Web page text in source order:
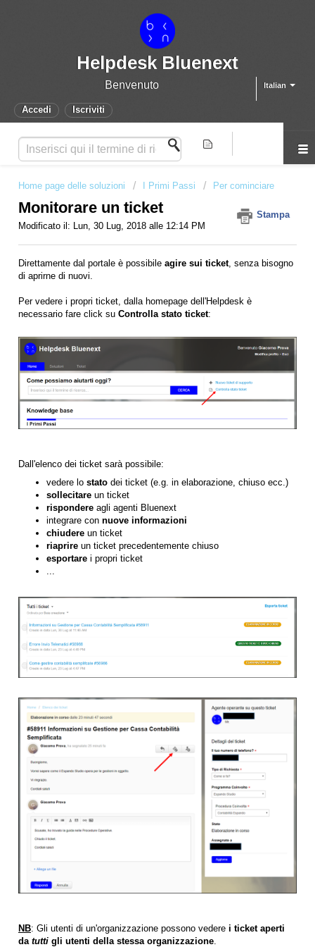
Helpdesk Bluenext
Italian
Benvenuto
Accedi Iscriviti
Home page delle soluzioni I Primi Passi Per cominciare
Monitorare un ticket
Stampa
Modificato il: Lun, 30 Lug, 2018 alle 12:14 PM
Direttamente dal portale è possibile agire sui ticket, senza bisogno
di aprirne di nuovi.
Per vedere i propri ticket, dalla homepage dell'Helpdesk è
necessario fare click su Controlla stato ticket:
Dall'elenco dei ticket sarà possibile:
vedere lo stato dei ticket (e.g. in elaborazione, chiuso ecc.)
sollecitare un ticket
rispondere agli agenti Bluenext
integrare con nuove informazioni
chiudere un ticket
riaprire un ticket precedentemente chiuso
esportare i propri ticket
...
NB: Gli utenti di un'organizzazione possono vedere i ticket aperti
da tutti gli utenti della stessa organizzazione